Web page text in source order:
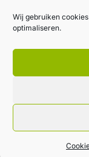
Wij gebruiken
optimaliseren.
Blijft op de
Rechtstreeks van
Inschrijven
Algemene